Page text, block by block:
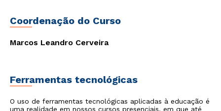
Coordenação do Curso
Marcos Leandro Cerveira
Ferramentas tecnológicas
O uso de ferramentas tecnológicas aplicadas à educação é
uma realidade em nossos cursos presenciais, em que até
Rápido e fácil
WhatsApp
ou